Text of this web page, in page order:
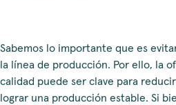
Sabemos lo importante que es
la línea de producción. Por ello, la
calidad puede ser clave para
lograr una producción estable. Si